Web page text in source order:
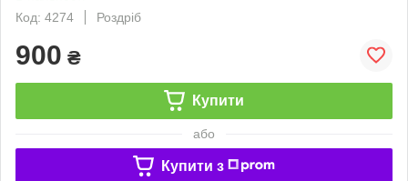
Код: 4274
Роздріб
900 ₴
Купити
або
Купити з